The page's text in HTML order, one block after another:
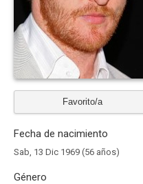
Favorito/a
Fecha de nacimiento
Sab, 13 Dic 1969 (56 años)
Género